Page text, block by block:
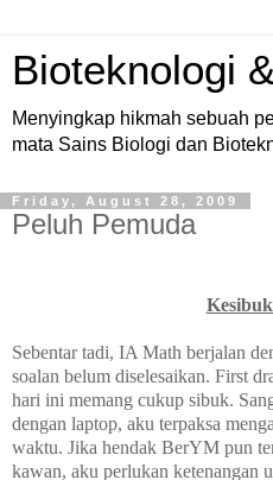
Bioteknologi
Menyingkap hikmah sebuah
mata Sains Biologi dan
Friday, August 28, 2009
Peluh Pemuda
Sebentar tadi, IA Math berjalan
soalan belum diselesaikan. First
hari ini memang cukup sibuk.
dengan laptop, aku terpaksa
waktu. Jika hendak BerYM pun
kawan, aku perlukan ketenangan